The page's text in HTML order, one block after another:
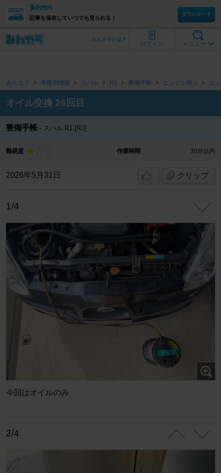
記事を保存していつでも見られる！
ダウンロード
メニュー
ログイン
みんカラとは？
みんカラ 車種別情報 スバル R1 整備手帳 エンジン廻り エ
オイル交換 26回目
整備手帳 スバル R1 [RJ]
難易度 作業時間 30分以内
2026年5月31日 クリップ
1/4
今回はオイルのみ
2/4